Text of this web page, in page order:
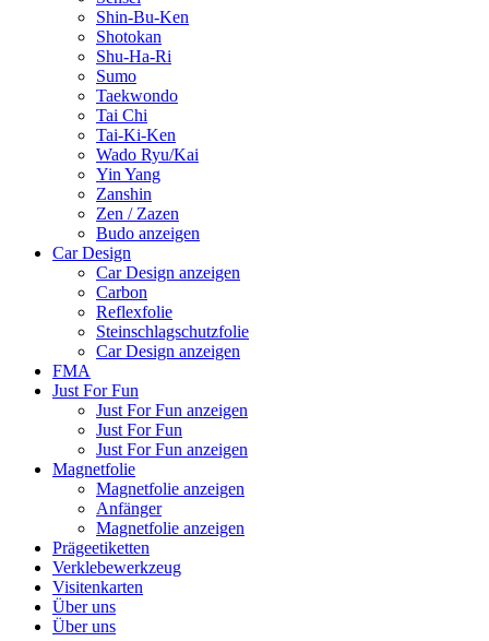
Shin-Bu-Ken
Shotokan
Shu-Ha-Ri
Sumo
Taekwondo
Tai Chi
Tai-Ki-Ken
Wado Ryu/Kai
Yin Yang
Zanshin
Zen / Zazen
Budo anzeigen
Car Design
Car Design anzeigen
Carbon
Reflexfolie
Steinschlagschutzfolie
Car Design anzeigen
FMA
Just For Fun
Just For Fun anzeigen
Just For Fun
Just For Fun anzeigen
Magnetfolie
Magnetfolie anzeigen
Anfänger
Magnetfolie anzeigen
Prägeetiketten
Verklebewerkzeug
Visitenkarten
Über uns
Über uns